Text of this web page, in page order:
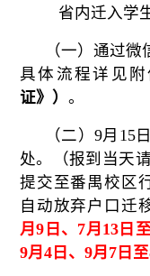
省内迁入 学
（一） 通过微
具体流程详见附
证》） 。
（二） 9月15
处。
（报到当天
提交至番禺校区
自动放弃户口迁
月9日、7月13日
9月4日、9月7日至